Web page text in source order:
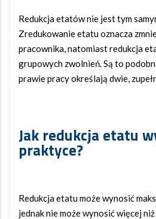
Redukcja etatów nie jest tym
Zredukowanie etatu oznacza
pracownika, natomiast redukcja
grupowych zwolnień. Są to
prawie pracy określają dwie,
Jak redukcja etatu
praktyce?
Redukcja etatu może wynosić
jednak nie może wynosić więcej